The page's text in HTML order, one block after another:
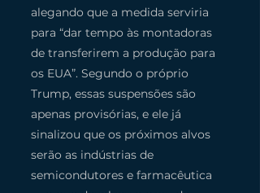
alegando que a medida serviria
para “dar tempo às montadoras
de transferirem a produção para
os EUA”. Segundo o próprio
Trump, essas suspensões são
apenas provisórias, e ele já
sinalizou que os próximos alvos
serão as indústrias de
semicondutores e farmacêutica